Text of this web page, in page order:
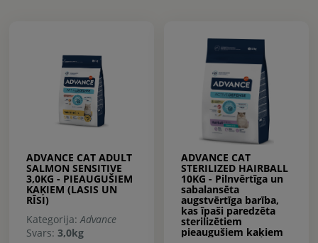
ADVANCE CAT ADULT
SALMON SENSITIVE
3,0KG - PIEAUGUŠIEM
KAĶIEM (LASIS UN
RĪSI)
Kategorija:Advance
Svars: 3,0kg
ADVANCE CAT
STERILIZED HAIRBALL
10KG - Pilnvērtīga un
sabalansēta
augstvērtīga barība,
kas īpaši paredzēta
sterilizētiem
pieaugušiem kaķiem